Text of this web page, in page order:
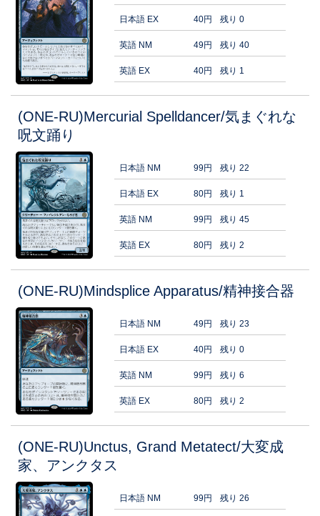
日本語 EX 40円 残り 0
英語 NM 49円 残り 40
英語 EX 40円 残り 1
(ONE-RU)Mercurial Spelldancer/気まぐれな
呪文踊り
日本語 NM 99円 残り 22
日本語 EX 80円 残り 1
英語 NM 99円 残り 45
英語 EX 80円 残り 2
(ONE-RU)Mindsplice Apparatus/精神接合器
日本語 NM 49円 残り 23
日本語 EX 40円 残り 0
英語 NM 99円 残り 6
英語 EX 80円 残り 2
(ONE-RU)Unctus, Grand Metatect/大変成
家、アンクタス
日本語 NM 99円 残り 26